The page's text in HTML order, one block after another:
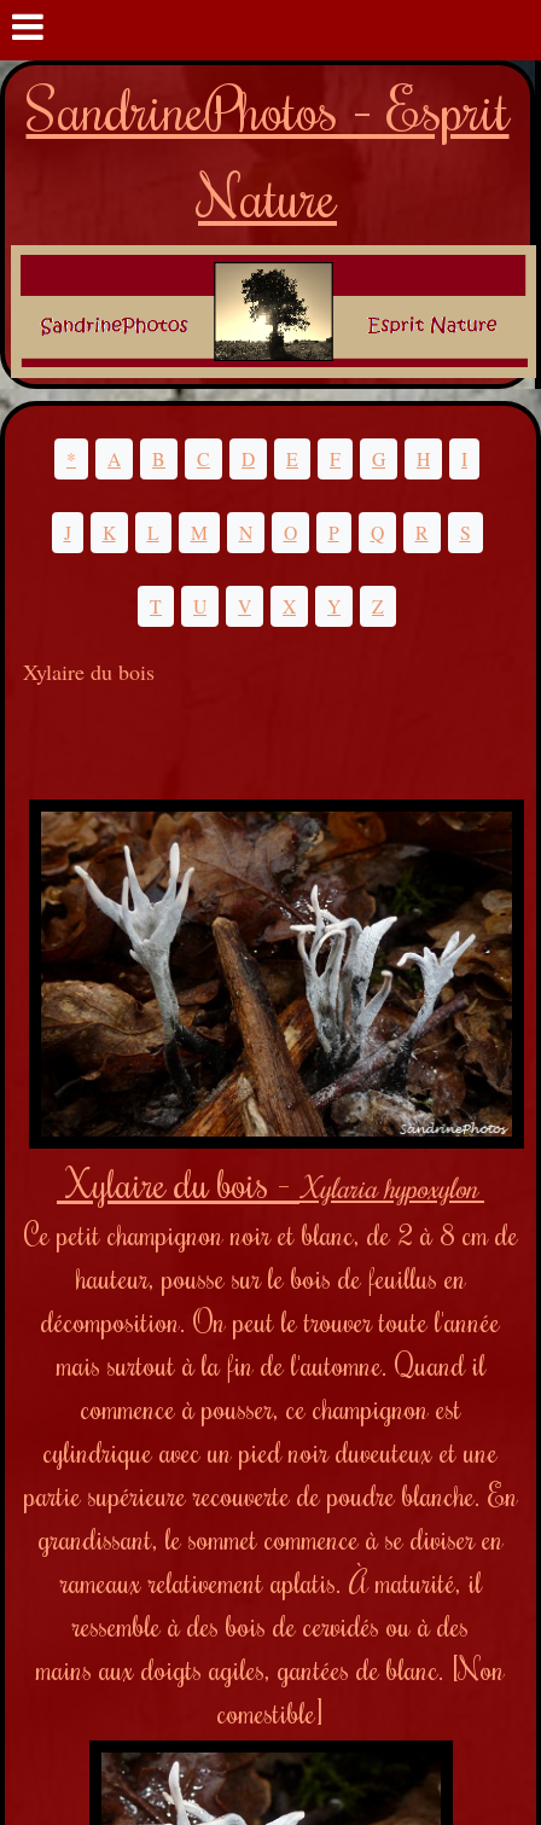
SandrinePhotos - Esprit
Nature
* A B C D E F G H I
J K L M N O P Q R S
T U V X Y Z
Xylaire du bois
Xylaire du bois - Xylaria hypoxylon
Ce petit champignon noir et blanc, de 2 à 8 cm de
hauteur, pousse sur le bois de feuillus en
décomposition. On peut le trouver toute l'année
mais surtout à la fin de l'automne. Quand il
commence à pousser, ce champignon est
cylindrique avec un pied noir duveuteux et une
partie supérieure recouverte de poudre blanche. En
grandissant, le sommet commence à se diviser en
rameaux relativement aplatis. À maturité, il
ressembleà des bois decervidés ouà des
mains aux doigts agiles, gantées de blanc. [Non
comestible]